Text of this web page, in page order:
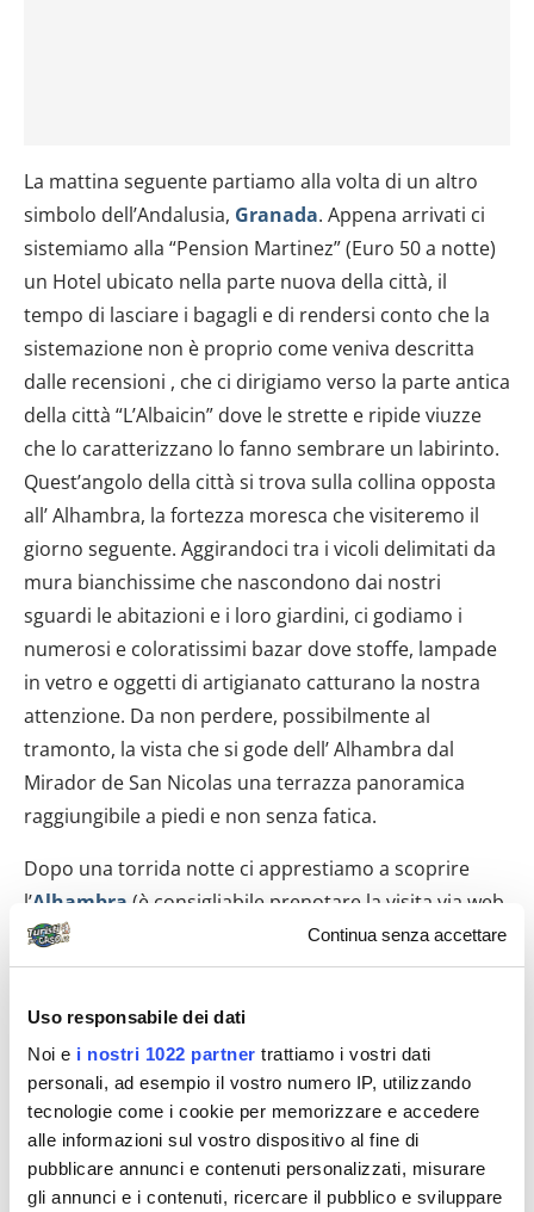
Continua senza accettare
Uso responsabile dei dati
Noi e i nostri 1022 partner trattiamo i vostri dati
personali, ad esempio il vostro numero IP, utilizzando
tecnologie come i cookie per memorizzare e accedere
alle informazioni sul vostro dispositivo al fine di
pubblicare annunci e contenuti personalizzati, misurare
gli annunci e i contenuti, ricercare il pubblico e sviluppare
La mattina seguente partiamo alla volta di un altro
simbolo dell’Andalusia, Granada. Appena arrivati ci
sistemiamo alla “Pension Martinez” (Euro 50 a notte)
un Hotel ubicato nella parte nuova della città, il
tempo di lasciare i bagagli e di rendersi conto che la
sistemazione non è proprio come veniva descritta
dalle recensioni , che ci dirigiamo verso la parte antica
della città “L’Albaicin” dove le strette e ripide viuzze
che lo caratterizzano lo fanno sembrare un labirinto.
Quest’angolo della città si trova sulla collina opposta
all’ Alhambra, la fortezza moresca che visiteremo il
giorno seguente. Aggirandoci tra i vicoli delimitati da
mura bianchissime che nascondono dai nostri
sguardi le abitazioni e i loro giardini, ci godiamo i
numerosi e coloratissimi bazar dove stoffe, lampade
in vetro e oggetti di artigianato catturano la nostra
attenzione. Da non perdere, possibilmente al
tramonto, la vista che si gode dell’ Alhambra dal
Mirador de San Nicolas una terrazza panoramica
raggiungibile a piedi e non senza fatica.
Dopo una torrida notte ci apprestiamo a scoprire
l’Alhambra (è consigliabile prenotare la visita via web
dall’ Italia per poter stampare autonomamente i
biglietti in un’ala specifica della biglietteria evitando
cominciare la nostra visita dal “Generalife” gli
stupendi giardini a nord della fortezza costellati di
fontane e fiori coloratissimi. Conclusa la visita a
questo luogo da sogno la sensualità e lo splendore
dell’ Alhambra si concedono ai nostri occhi. La
bellezza di questa fortezza è indescrivibile e